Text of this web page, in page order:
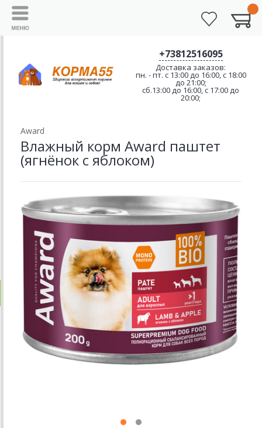
+73812516095
Доставка заказов:
пн. - пт. с 13:00 до 16:00, с 18:00
до 21:00;
сб.13:00 до 16:00, с 17:00 до
20:00;
Award
Влажный корм Award паштет
(ягнёнок с яблоком)